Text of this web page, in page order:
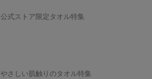
公式ストア限定タオル特集
やさしい肌触りのタオル特集